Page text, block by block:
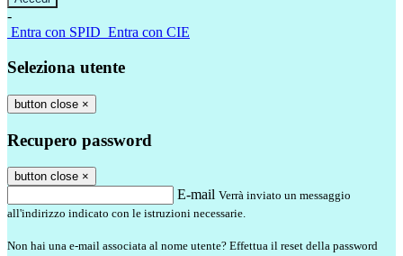
-
Entra con SPID Entra con CIE
Seleziona utente
button close ×
Recupero password
button close ×
E-mail Verrà inviato un messaggio
all'indirizzo indicato con le istruzioni necessarie.
Non hai una e-mail associata al nome utente? Effettua il reset della password